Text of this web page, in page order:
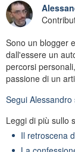
Sono un blogger
dall'essere un
percorsi
passione di un
Segui Alessandro
Leggi di più sullo
Il retroscena